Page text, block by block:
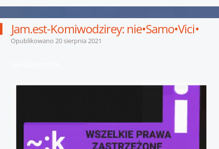
Jam.est-Komiwodzirey: nie•Samo•Vici•
Opublikowano 20 sierpnia 2021